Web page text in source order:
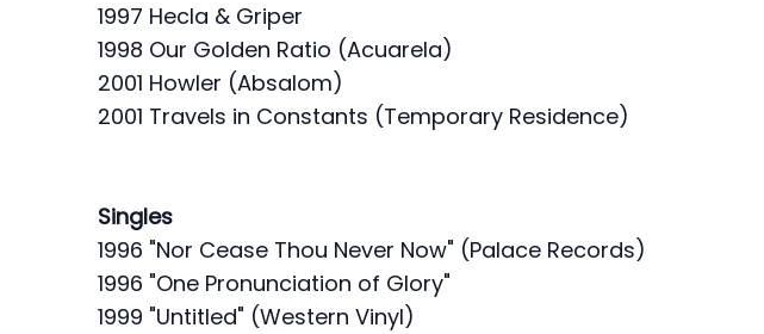
1997 Hecla & Griper
1998 Our Golden Ratio (Acuarela)
2001 Howler (Absalom)
2001 Travels in Constants (Temporary Residence)
Singles
1996 "Nor Cease Thou Never Now" (Palace Records)
1996 "One Pronunciation of Glory"
1999 "Untitled" (Western Vinyl)